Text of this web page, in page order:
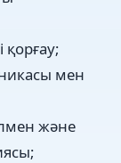
қорғау;
мен
және